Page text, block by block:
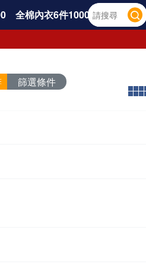
全棉內衣6件1000
篩選條件